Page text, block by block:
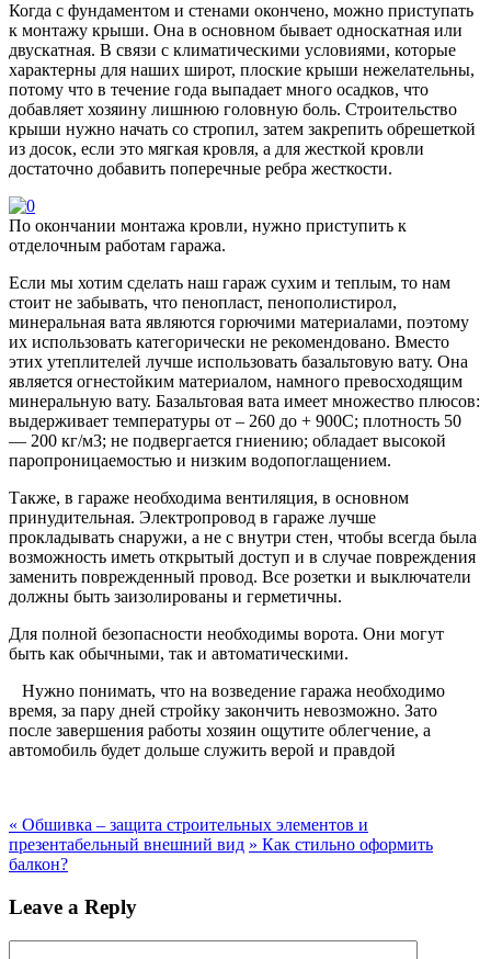
Когда с фундаментом и стенами окончено, можно приступать
к монтажу крыши. Она в основном бывает односкатная или
двускатная. В связи с климатическими условиями, которые
характерны для наших широт, плоские крыши нежелательны,
потому что в течение года выпадает много осадков, что
добавляет хозяину лишнюю головную боль. Строительство
крыши нужно начать со стропил, затем закрепить обрешеткой
из досок, если это мягкая кровля, а для жесткой кровли
достаточно добавить поперечные ребра жесткости.
По окончании монтажа кровли, нужно приступить к
отделочным работам гаража.
Если мы хотим сделать наш гараж сухим и теплым, то нам
стоит не забывать, что пенопласт, пенополистирол,
минеральная вата являются горючими материалами, поэтому
их использовать категорически не рекомендовано. Вместо
этих утеплителей лучше использовать базальтовую вату. Она
является огнестойким материалом, намного превосходящим
минеральную вату. Базальтовая вата имеет множество плюсов:
выдерживает температуры от – 260 до + 900С; плотность 50
— 200 кг/м3; не подвергается гниению; обладает высокой
паропроницаемостью и низким водопоглащением.
Также, в гараже необходима вентиляция, в основном
принудительная. Электропровод в гараже лучше
прокладывать снаружи, а не с внутри стен, чтобы всегда была
возможность иметь открытый доступ и в случае повреждения
заменить поврежденный провод. Все розетки и выключатели
должны быть заизолированы и герметичны.
Для полной безопасности необходимы ворота. Они могут
быть как обычными, так и автоматическими.
Нужно понимать, что на возведение гаража необходимо
время, за пару дней стройку закончить невозможно. Зато
после завершения работы хозяин ощутите облегчение, а
автомобиль будет дольше служить верой и правдой
« Обшивка – защита строительных элементов и
презентабельный внешний вид » Как стильно оформить
балкон?
Leave a Reply